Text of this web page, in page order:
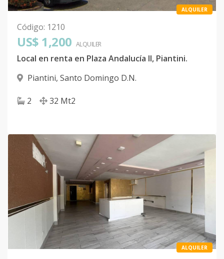
ALQUILER
Código: 1210
US$ 1,200 ALQUILER
Local en renta en Plaza Andalucía II, Piantini.
Piantini, Santo Domingo D.N.
2 32 Mt2
ALQUILER